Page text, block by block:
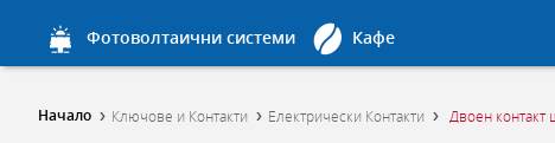
Фотоволтаични системи Кафе
Начало Ключове и Контакти Електрически Контакти Двоен контакт